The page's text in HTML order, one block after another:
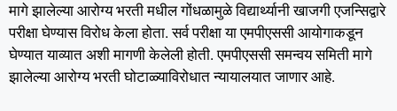
मागे झालेल्या आरोग्य भरती मधील गोंधळामुळे विद्यार्थ्यानी खाजगी एजन्सिद्वारे
परीक्षा घेण्यास विरोध केला होता. सर्व परीक्षा या एमपीएससी आयोगाकडून
घेण्यात याव्यात अशी मागणी केलेली होती. एमपीएससी समन्वय समिती मागे
झालेल्या आरोग्य भरती घोटाळ्याविरोधात न्यायालयात जाणार आहे.